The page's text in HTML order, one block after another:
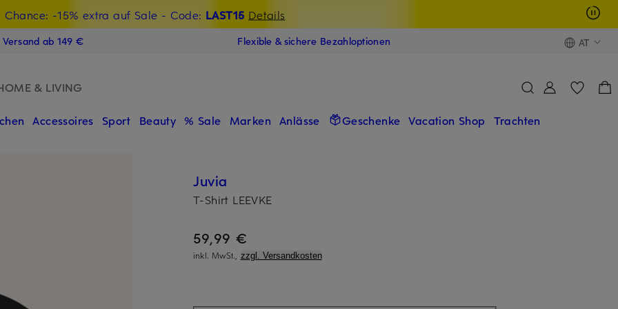
Chance: -15% extra auf Sale - Code: LAST15 Details
Willkommensgutschein mit Beyond sichern
ab 149 € Flexible & sichere Bezahloptionen AT
& LIVING
Accessoires Sport Beauty % Sale Marken Anlässe Geschenke Vacation Shop Trachten
Juvia
T-Shirt LEEVKE
59,99 €
inkl. MwSt., zzgl. Versandkosten